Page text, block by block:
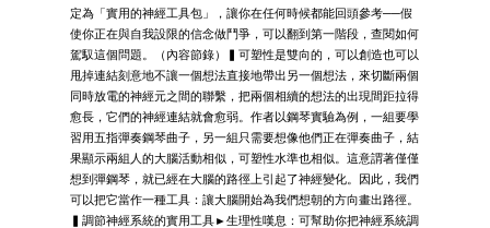
定為「實用的神經工具包」，讓你在任何時候都能回頭參考──假
使你正在與自我設限的信念做鬥爭，可以翻到第一階段，查閱如何
駕馭這個問題。（內容節錄）▍可塑性是雙向的，可以創造也可以
甩掉連結刻意地不讓一個想法直接地帶出另一個想法，來切斷兩個
同時放電的神經元之間的聯繫，把兩個相續的想法的出現間距拉得
愈長，它們的神經連結就會愈弱。作者以鋼琴實驗為例，一組要學
習用五指彈奏鋼琴曲子，另一組只需要想像他們正在彈奏曲子，結
果顯示兩組人的大腦活動相似，可塑性水準也相似。這意謂著僅僅
想到彈鋼琴，就已經在大腦的路徑上引起了神經變化。因此，我們
可以把它當作一種工具：讓大腦開始為我們想朝的方向畫出路徑。
▍調節神經系統的實用工具►生理性嘆息：可幫助你把神經系統調